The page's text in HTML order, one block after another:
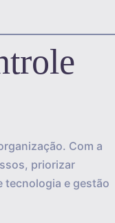
Com a
priorizar
tecnologia e gestão